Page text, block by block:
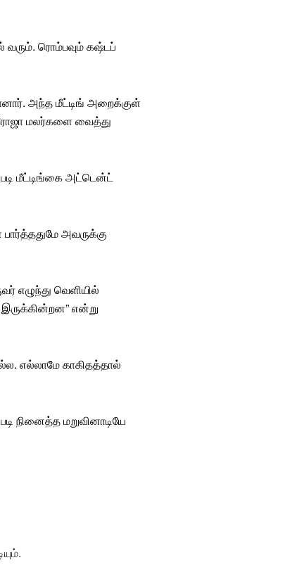
வரும். ரொம்பவும் கஷ்டப்
அந்த மீட்டிங் அறைக்குள்
மலர்களை வைத்து
மீட்டிங்கை அட்டென்ட்
அவருக்கு
எழுந்து வெளியில்
என்று
எல்லாமே காகிதத்தால்
நினைத்த மறுவினாடியே